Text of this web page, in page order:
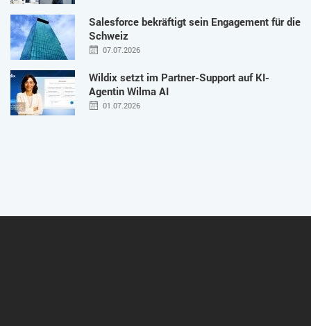
Salesforce bekräftigt sein Engagement für die
Schweiz
07.07.2026
Wildix setzt im Partner-Support auf KI-
Agentin Wilma AI
01.07.2026